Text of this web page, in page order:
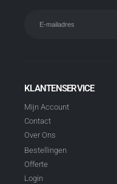
KLANTENSERVICE
Mijn Account
Contact
Over Ons
Bestellingen
Offerte
Login